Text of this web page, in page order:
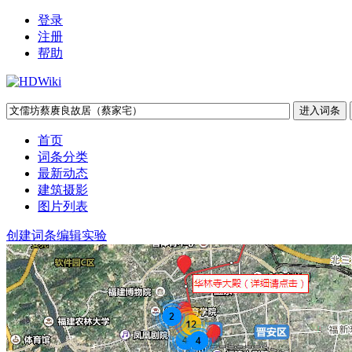
登录
注册
帮助
首页
词条分类
最新动态
建筑摄影
图片列表
创建词条编辑实验